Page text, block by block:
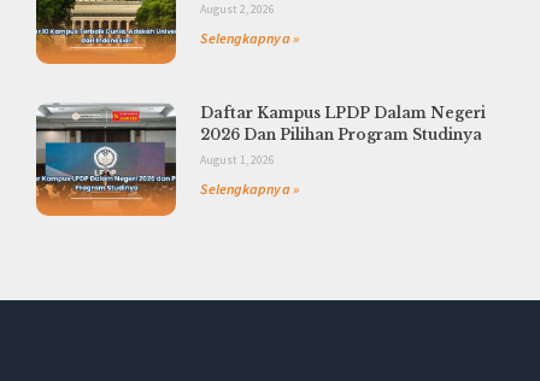
August 2, 2026
Selengkapnya »
Daftar Kampus LPDP Dalam Negeri
2026 Dan Pilihan Program Studinya
August 1, 2026
Selengkapnya »